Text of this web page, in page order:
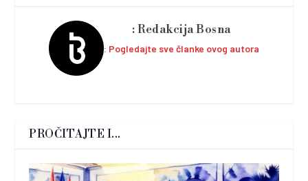
Redakcija Bosna
Pogledajte sve članke ovog autora
PROČITAJTE I...